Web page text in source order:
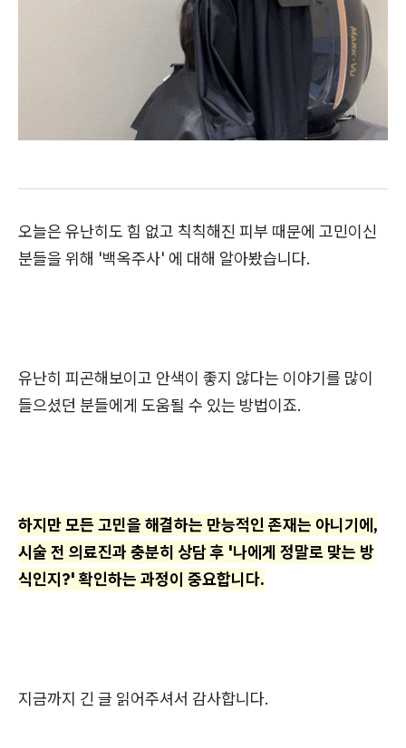
오늘은 유난히도 힘 없고 칙칙해진 피부 때문에 고민이신
분들을 위해 '백옥주사' 에 대해 알아봤습니다.
유난히 피곤해보이고 안색이 좋지 않다는 이야기를 많이
들으셨던 분들에게 도움될 수 있는 방법이죠.
하지만 모든 고민을 해결하는 만능적인 존재는 아니기에,
시술 전 의료진과 충분히 상담 후 '나에게 정말로 맞는 방
식인지?' 확인하는 과정이 중요합니다.
지금까지 긴 글 읽어주셔서 감사합니다.